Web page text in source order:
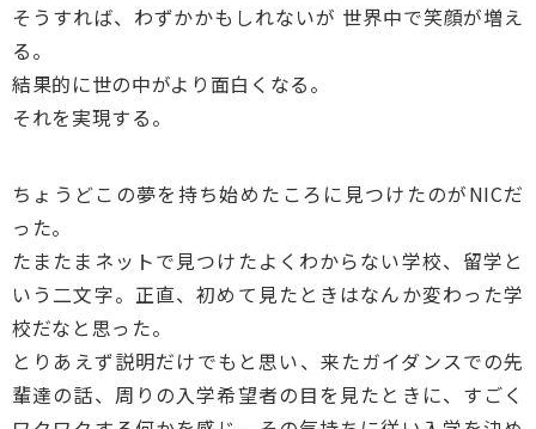
そうすれば、わずかかもしれないが 世界中で笑顔が増え
る。
結果的に世の中がより面白くなる。
それを実現する。
ちょうどこの夢を持ち始めたころに見つけたのがNICだ
った。
たまたまネットで見つけたよくわからない学校、留学と
いう二文字。正直、初めて見たときはなんか変わった学
校だなと思った。
とりあえず説明だけでもと思い、来たガイダンスでの先
輩達の話、周りの入学希望者の目を見たときに、すごく